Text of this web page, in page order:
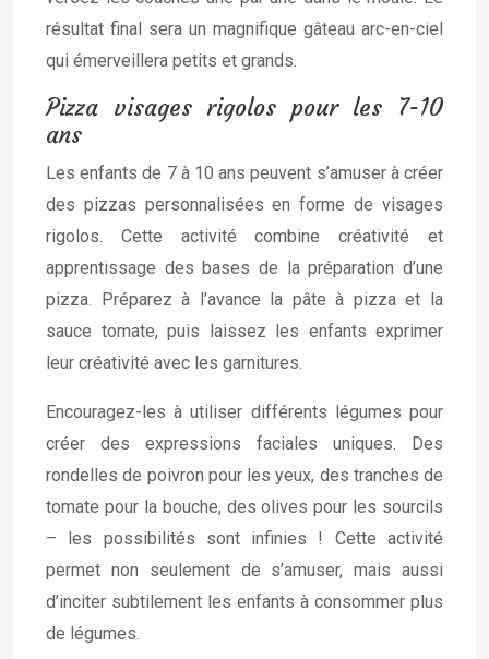
résultat final sera un magnifique gâteau arc-en-ciel
qui émerveillera petits et grands.
Pizza visages rigolos pour les 7-10
ans
Les enfants de 7 à 10 ans peuvent s’amuser à créer
des pizzas personnalisées en forme de visages
rigolos. Cette activité combine créativité et
apprentissage des bases de la préparation d’une
pizza. Préparez à l’avance la pâte à pizza et la
sauce tomate, puis laissez les enfants exprimer
leur créativité avec les garnitures.
Encouragez-les à utiliser différents légumes pour
créer des expressions faciales uniques. Des
rondelles de poivron pour les yeux, des tranches de
tomate pour la bouche, des olives pour les sourcils
– les possibilités sont infinies ! Cette activité
permet non seulement de s’amuser, mais aussi
d’inciter subtilement les enfants à consommer plus
de légumes.